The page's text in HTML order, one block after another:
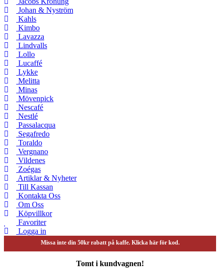
Johan & Nyström
Kahls
Kimbo
Lavazza
Lindvalls
Lollo
Lucaffé
Lykke
Melitta
Minas
Mövenpick
Nescafé
Nestlé
Passalacqua
Segafredo
Toraldo
Vergnano
Vildenes
Zoégas
Artiklar & Nyheter
Till Kassan
Kontakta Oss
Om Oss
Köpvillkor
Favoriter
Logga in
Missa inte din 50kr rabatt på kaffe. Klicka här för kod.
Tomt i kundvagnen!